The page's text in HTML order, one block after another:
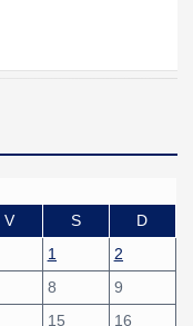
V S
D
1
2
8
9
15
16